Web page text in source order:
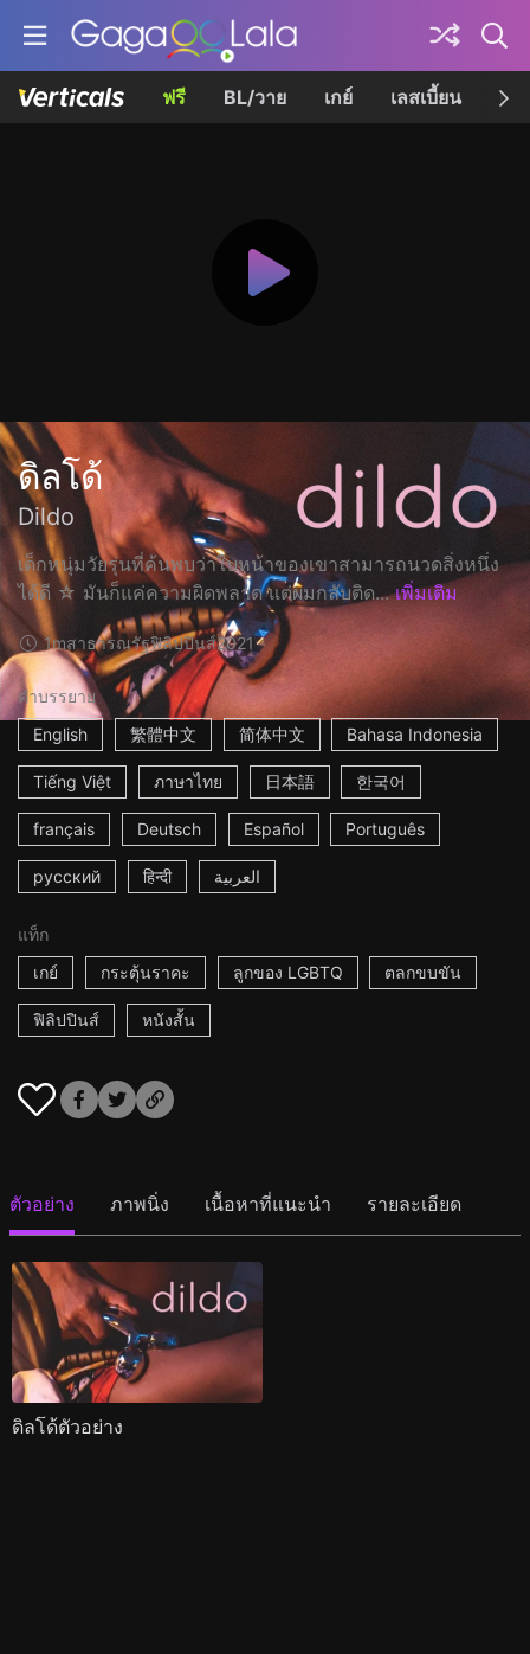
ฟรี BL/วาย เกย์ เลสเบี้ยน เค
ดิลโด้
Dildo
เด็กหนุ่มวัยรุ่นที่ค้นพบว่าใบหน้าของเขาสามารถนวดสิ่งหนึ่ง
ได้ดี ☆ มันก็แค่ความผิดพลาด แต่ผมกลับติด... เพิ่มเติม
1mสาธารณรัฐฟิลิปปินส์2021
คำบรรยาย
English
繁體中文 简体中文 Bahasa Indonesia
Tiếng Việt ภาษาไทย 日本語 한국어
français Deutsch Español Português
русский हिन्दी العربية
แท็ก
เกย์
กระตุ้นราคะ ลูกของ LGBTQ ตลกขบขัน
ฟิลิปปินส์ หนังสั้น
ตัวอย่าง ภาพนิ่ง เนื้อหาที่แนะนำ รายละเอียด
ดิลโด้ตัวอย่าง